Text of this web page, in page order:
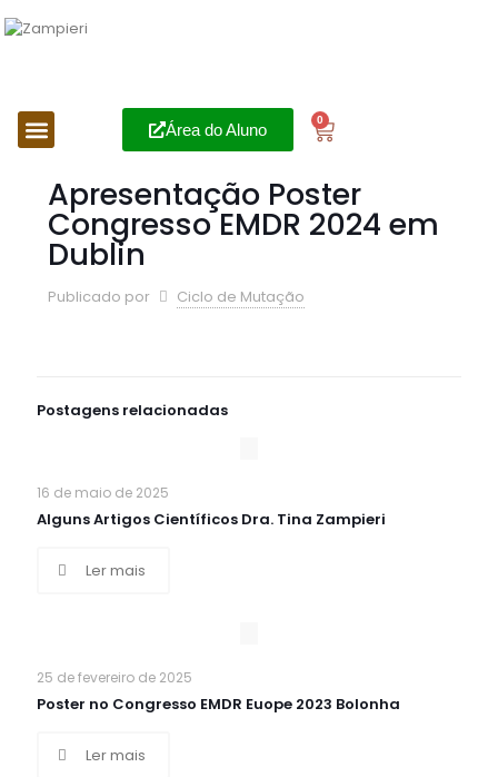
Área do Aluno
0
Apresentação Poster
Congresso EMDR 2024 em
Dublin
Publicado por Ciclo de Mutação
Postagens relacionadas
16 de maio de 2025
Alguns Artigos Científicos Dra. Tina Zampieri
Ler mais
25 de fevereiro de 2025
Poster no Congresso EMDR Euope 2023 Bolonha
Ler mais